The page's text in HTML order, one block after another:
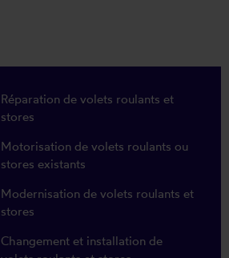
Réparation de volets roulants et
stores
Motorisation de volets roulants ou
stores existants
Modernisation de volets roulants et
stores
Changement et installation de